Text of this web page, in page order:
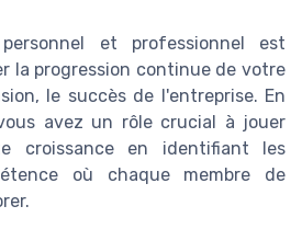
et professionnel est
la progression continue de votre
le succès de l'entreprise. En
avez un rôle crucial à jouer
croissance en identifiant les
où chaque membre de